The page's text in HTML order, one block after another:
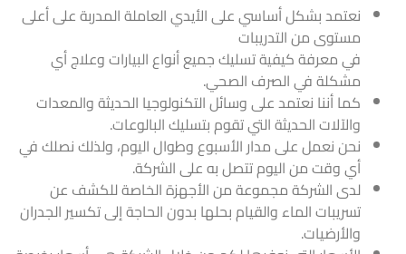
نعتمد بشكل أساسي على الأيدي العاملة المدربة على أعلى
مستوى من التدريبات
في معرفة كيفية تسليك جميع أنواع البيارات وعلاج أي
مشكلة في الصرف الصحي.
كما أننا نعتمد على وسائل التكنولوجيا الحديثة والمعدات
والآلات الحديثة التي تقوم بتسليك البالوعات.
نحن نعمل على مدار الأسبوع وطوال اليوم، ولذلك نصلك في
أي وقت من اليوم تتصل به على الشركة.
لدى الشركة مجموعة من الأجهزة الخاصة للكشف عن
تسريبات الماء والقيام بحلها بدون الحاجة إلى تكسير الجدران
والأرضيات.